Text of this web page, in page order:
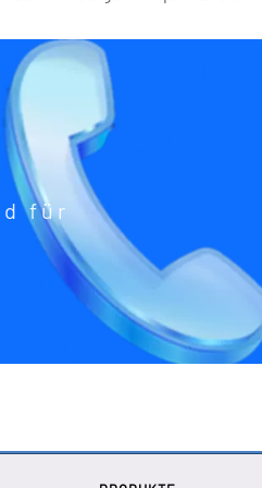
für